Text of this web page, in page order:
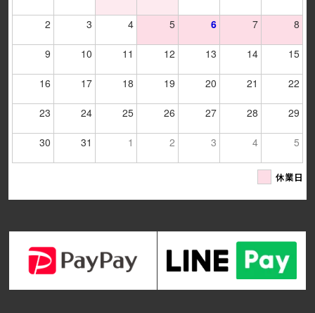
2 3 4 5 6 7 8
9 10 11 12 13 14 15
16 17 18 19 20 21 22
23 24 25 26 27 28 29
30 31 1 2 3 4 5
休業日